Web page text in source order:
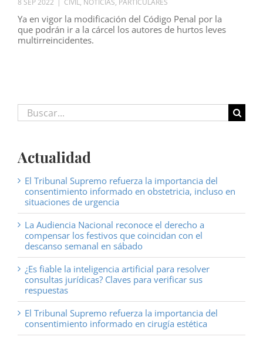
8 SEP 2022 | CIVIL, NOTICIAS, PARTICULARES
Ya en vigor la modificación del Código Penal por la
que podrán ir a la cárcel los autores de hurtos leves
multirreincidentes.
Buscar:
Actualidad
El Tribunal Supremo refuerza la importancia del
consentimiento informado en obstetricia, incluso en
situaciones de urgencia
La Audiencia Nacional reconoce el derecho a
compensar los festivos que coincidan con el
descanso semanal en sábado
¿Es fiable la inteligencia artificial para resolver
consultas jurídicas? Claves para verificar sus
respuestas
El Tribunal Supremo refuerza la importancia del
consentimiento informado en cirugía estética